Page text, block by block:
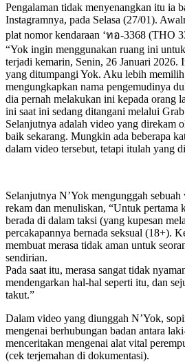
Pengalaman tidak menyenangkan itu ia
Instagramnya, pada Selasa (27/01).
plat nomor kendaraan ‘ทอ-3368 (THO
“Yok ingin menggunakan ruang ini
terjadi kemarin, Senin, 26 Januari 2026.
yang ditumpangi Yok. Aku lebih
mengungkapkan nama pengemudinya
dia pernah melakukan ini kepada orang
ini saat ini sedang ditangani melalui
Selanjutnya adalah video yang direkam
baik sekarang. Mungkin ada beberapa
dalam video tersebut, tetapi itulah yang
Selanjutnya N’Yok mengunggah sebuah
rekam dan menuliskan, “Untuk pertama
berada di dalam taksi (yang kupesan
percakapannya bernada seksual (18+).
membuat merasa tidak aman untuk
sendirian.
Pada saat itu, merasa sangat tidak
mendengarkan hal-hal seperti itu, dan
takut.”
Dalam video yang diunggah N’Yok,
mengenai berhubungan badan antara
menceritakan mengenai alat vital
(cek terjemahan di dokumentasi).